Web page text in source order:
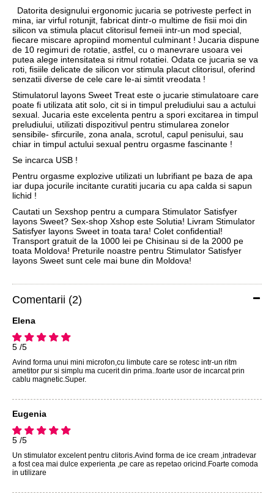
Datorita designului ergonomic jucaria se potriveste perfect in
mina, iar virful rotunjit, fabricat dintr-o multime de fisii moi din
silicon va stimula placut clitorisul femeii intr-un mod special,
fiecare miscare apropiind momentul culminant ! Jucaria dispune
de 10 regimuri de rotatie, astfel, cu o manevrare usoara vei
putea alege intensitatea si ritmul rotatiei. Odata ce jucaria se va
roti, fisiile delicate de silicon vor stimula placut clitorisul, oferind
senzatii diverse de cele care le-ai simtit vreodata !
Stimulatorul layons Sweet Treat este o jucarie stimulatoare care
poate fi utilizata atit solo, cit si in timpul preludiului sau a actului
sexual. Jucaria este excelenta pentru a spori excitarea in timpul
preludiului, utilizati dispozitivul pentru stimularea zonelor
sensibile- sfircurile, zona anala, scrotul, capul penisului, sau
chiar in timpul actului sexual pentru orgasme fascinante !
Se incarca USB !
Pentru orgasme explozive utilizati un lubrifiant pe baza de apa
iar dupa jocurile incitante curatiti jucaria cu apa calda si sapun
lichid !
Cautati un Sexshop pentru a cumpara Stimulator Satisfyer
layons Sweet? Sex-shop Xshop este Solutia! Livram Stimulator
Satisfyer layons Sweet in toata tara! Colet confidential!
Transport gratuit de la 1000 lei pe Chisinau si de la 2000 pe
toata Moldova! Preturile noastre pentru Stimulator Satisfyer
layons Sweet sunt cele mai bune din Moldova!
Comentarii (2)
Elena
5 /5
Avind forma unui mini microfon,cu limbute care se rotesc intr-un ritm
ametitor pur si simplu ma cucerit din prima..foarte usor de incarcat prin
cablu magnetic.Super.
Eugenia
5 /5
Un stimulator excelent pentru clitoris.Avind forma de ice cream ,intradevar
a fost cea mai dulce experienta ,pe care as repetao oricind.Foarte comoda
in utilizare